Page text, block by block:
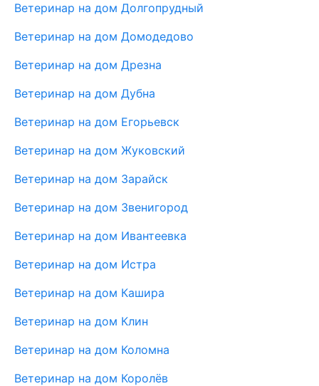
Ветеринар на дом Долгопрудный
Ветеринар на дом Домодедово
Ветеринар на дом Дрезна
Ветеринар на дом Дубна
Ветеринар на дом Егорьевск
Ветеринар на дом Жуковский
Ветеринар на дом Зарайск
Ветеринар на дом Звенигород
Ветеринар на дом Ивантеевка
Ветеринар на дом Истра
Ветеринар на дом Кашира
Ветеринар на дом Клин
Ветеринар на дом Коломна
Ветеринар на дом Королёв